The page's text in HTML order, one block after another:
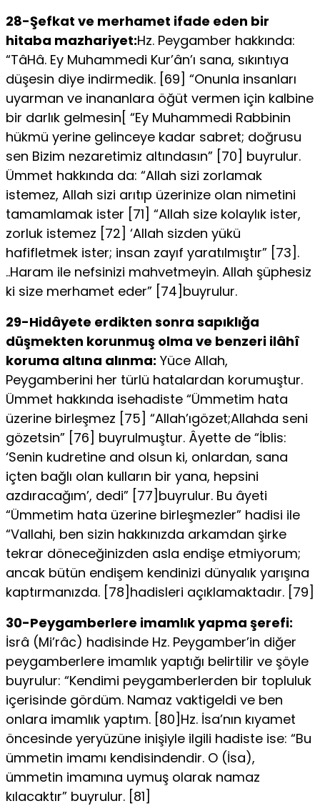
28-Şefkat ve merhamet ifade eden bir
hitaba mazhariyet:Hz. Peygamber hakkında:
“TâHâ. Ey Muhammedi Kur’­ân’ı sana, sıkıntıya
düşesin diye indirmedik. [69] “Onunla insanları
uyarman ve inananlara öğüt vermen için kalbine
bir darlık gelme­sin[ “Ey Muhammedi Rabbinin
hükmü yerine gelinceye kadar sab­ret; doğrusu
sen Bizim nezaretimiz altındasın” [70] buyrulur.
Ümmet hakkında da: “Allah sizi zorlamak
istemez, Allah sizi arıtıp üzerinize olan nimetini
tamamlamak ister [71] “Allah size kolaylık ister,
zorluk istemez [72] ‘Allah sizden yükü
hafifletmek ister; insan zayıf yaratılmıştır” [73].
..Haram ile nefsinizi mahvetmeyin. Allah şüphesiz
ki size merhamet eder” [74]buyrulur.
29-Hidâyete erdikten sonra sapıklığa
düşmekten korun­muş olma ve benzeri ilâhî
koruma altına alınma: Yüce Allah,
Peygamberini her türlü hatalardan korumuştur.
Ümmet hakkında isehadiste “Ümmetim hata
üzerine birleşmez [75] “Allah’ıgözet;Allahda seni
gözetsin” [76] buyrulmuştur. Âyette de “İblis:
‘Senin kudretine and olsun ki, onlardan, sana
içten bağlı olan kulların bir yana, hepsi­ni
azdıracağım’, dedi” [77]buyrulur. Bu âyeti
“Ümmetim hata üzerine birleşmezler” hadisi ile
“Vallahi, ben sizin hakkınızda arkamdan şir­ke
tekrar döneceğinizden asla endişe etmiyorum;
ancak bütün endi­şem kendinizi dünyalık yarışına
kaptırmanızda. [78]hadisleri açık­lamaktadır. [79]
30-Peygamberlere imamlık yapma şerefi:
İsrâ (Mi’râc) ha­disinde Hz. Peygamber’in diğer
peygamberlere imamlık yaptığı belirtilir ve şöyle
buyrulur: “Kendimi peygamberlerden bir topluluk
içerisinde gördüm. Namaz vaktigeldi ve ben
onlara imamlık yaptım. [80]Hz. İsa’nın kıyamet
öncesinde yeryüzüne inişiyle ilgili hadiste ise: “Bu
ümmetin imamı kendisindendir. O (İsa),
ümmetin ima­mına uymuş olarak namaz
kılacaktır” buyrulur. [81]